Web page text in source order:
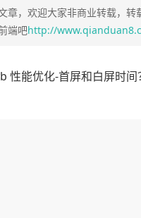
章，欢迎大家非商业转载，
端吧http://
性能优化-首屏和白屏时间